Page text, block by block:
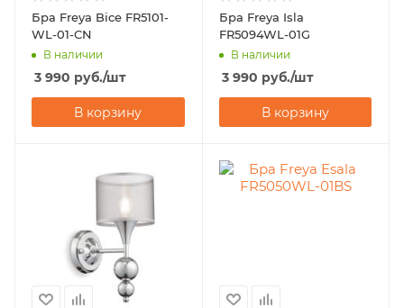
Бра Freya Bice FR5101-
WL-01-CN
В наличии
3 990 руб./шт
В корзину
Бра Freya Isla
FR5094WL-01G
В наличии
3 990 руб./шт
В корзину